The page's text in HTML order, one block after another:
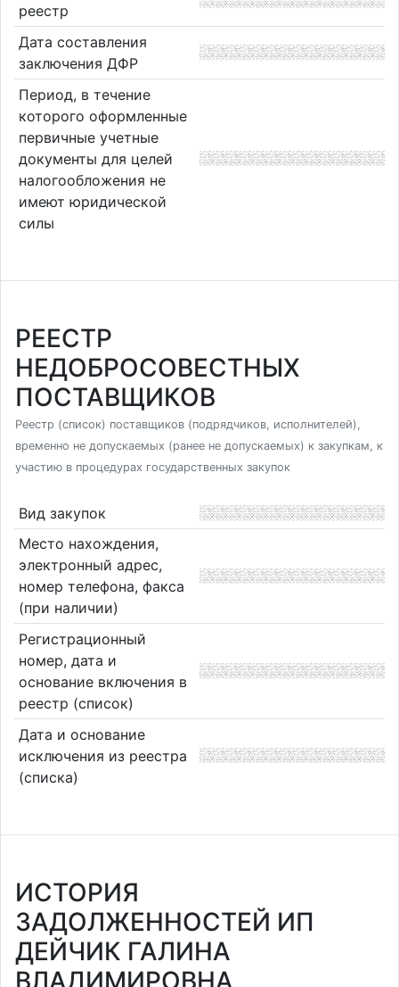
реестр
Дата составления
заключения ДФР
Период, в течение
которого оформленные
первичные учетные
документы для целей
налогообложения не
имеют юридической
силы
РЕЕСТР
НЕДОБРОСОВЕСТНЫХ
ПОСТАВЩИКОВ
Реестр (список) поставщиков (подрядчиков, исполнителей),
временно не допускаемых (ранее не допускаемых) к закупкам, к
участию в процедурах государственных закупок
Вид закупок
Место нахождения,
электронный адрес,
номер телефона, факса
(при наличии)
Регистрационный
номер, дата и
основание включения в
реестр (список)
Дата и основание
исключения из реестра
(списка)
ИСТОРИЯ
ЗАДОЛЖЕННОСТЕЙ ИП
ДЕЙЧИК ГАЛИНА
ВЛАДИМИРОВНА